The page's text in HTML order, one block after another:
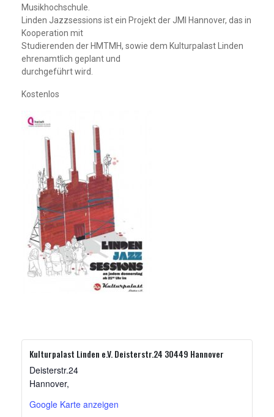
Musikhochschule.
Linden Jazzsessions ist ein Projekt der JMI Hannover, das in
Kooperation mit
Studierenden der HMTMH, sowie dem Kulturpalast Linden
ehrenamtlich geplant und
durchgeführt wird.
Kostenlos
Kulturpalast Linden e.V. Deisterstr.24 30449 Hannover
Deisterstr.24
Hannover,
Google Karte anzeigen